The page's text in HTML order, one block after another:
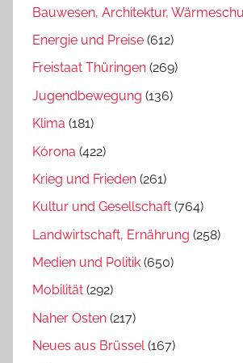
Bauwesen, Architektur,
Energie und Preise (612)
Freistaat Thüringen (269)
Jugendbewegung (136)
Klima (181)
Kórona (422)
Krieg und Frieden (261)
Kultur und Gesellschaft (764)
Landwirtschaft, Ernährung (258)
Medien und Politik (650)
Mobilität (292)
Naher Osten (217)
Neues aus Brüssel(167)